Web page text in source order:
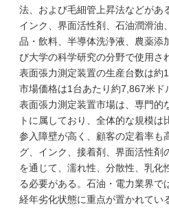
法、および毛細管上昇法などがあ
インク、界面活性剤、石油潤滑油
品・飲料、半導体洗浄液、農薬添
び大学の科学研究の分野で使用さ
表面張力測定装置の生産台数は約
市場価格は1台あたり約7,867米ド
表面張力測定装置市場は、専門的
トに属しており、全体的な規模
参入障壁が高く、顧客の定着率も
グ、インク、接着剤、界面活性剤
を通じて、濡れ性、分散性、乳化
る必要がある。石油・電力業界で
経年劣化状態に重点が置かれてい